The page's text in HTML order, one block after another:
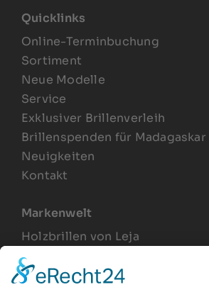
Quicklinks
Online-Terminbuchung
Sortiment
Neue Modelle
Service
Exklusiver Brillenverleih
Brillenspenden für Madagaskar
Neuigkeiten
Kontakt
Markenwelt
Holzbrillen von Leja
Joel Lesca